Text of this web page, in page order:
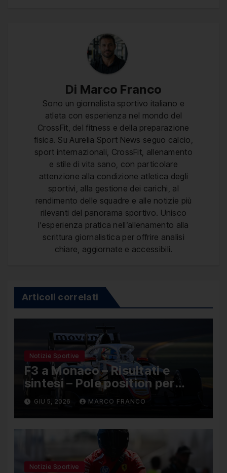
Di Marco Franco
Sono un giornalista sportivo italiano e
atleta con esperienza nel mondo del
CrossFit, del fitness e della preparazione
fisica. Su Aurelia Sport News seguo calcio,
sport internazionali, CrossFit, allenamento
e stile di vita sano, con particolare
attenzione alla condizione atletica degli
sportivi, alla gestione dei carichi, al
rendimento delle squadre e alle notizie più
rilevanti del panorama sportivo. Unisco
l’esperienza pratica nell’allenamento alla
scrittura giornalistica per offrire analisi
chiare, aggiornate e accessibili.
Articoli correlati
Notizie Sportive
F3 a Monaco – Risultati e
sintesi – Pole position per
Nael, Bruno del Pino ottavo
GIU 5, 2026 MARCO FRANCO
Notizie Sportive